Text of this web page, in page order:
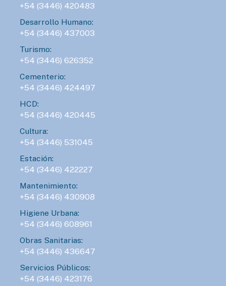
+54 (3446) 420483
Desarrollo Humano:
+54 (3446) 437003
Turismo:
+54 (3446) 626352
Cementerio:
+54 (3446) 424497
HCD:
+54 (3446) 420445
Cultura:
+54 (3446) 531045
Estación:
+54 (3446) 422227
Mantenimiento:
+54 (3446) 430908
Higiene Urbana:
+54 (3446) 608961
Obras Sanitarias:
+54 (3446) 436647
Servicios Públicos:
+54 (3446) 423176